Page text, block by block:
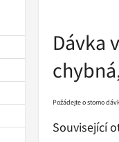
Dávka
Požádejte o storno
Související